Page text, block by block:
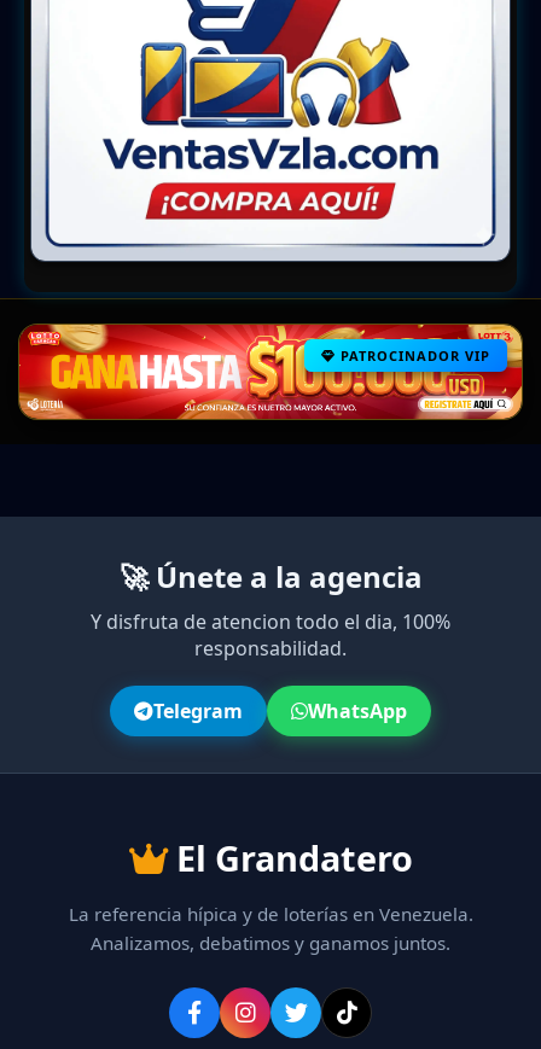
PATROCINADOR VIP
🚀 Únete a la agencia
Y disfruta de atencion todo el dia, 100%
responsabilidad.
Telegram WhatsApp
El Grandatero
La referencia hípica y de loterías en Venezuela.
Analizamos, debatimos y ganamos juntos.